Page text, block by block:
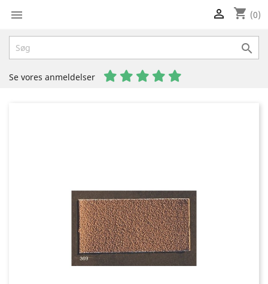
 shopping_cart (0)


Se vores anmeldelser